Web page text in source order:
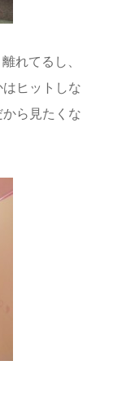
れてるし、
ヒットしな
ら見たくな